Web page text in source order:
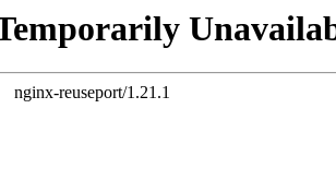
nginx-reuseport/1.21.1